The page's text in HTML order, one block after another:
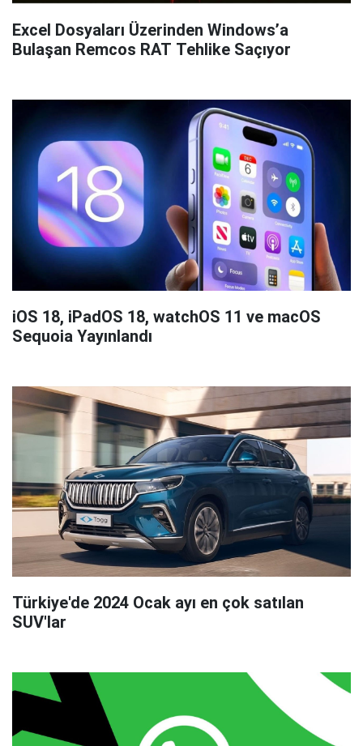
Excel Dosyaları Üzerinden Windows’a
Bulaşan Remcos RAT Tehlike Saçıyor
iOS 18, iPadOS 18, watchOS 11 ve macOS
Sequoia Yayınlandı
Türkiye'de 2024 Ocak ayı en çok satılan
SUV'lar